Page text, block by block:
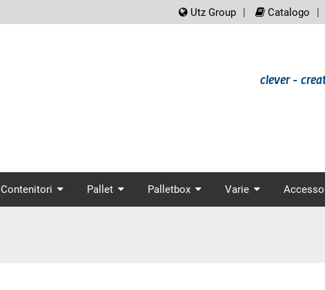
Utz Group Catalogo
clever -
screenreader.main_nav
Contenitori Pallet Palletbox Varie